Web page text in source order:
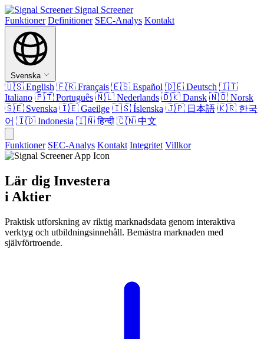
Signal Screener
Funktioner Definitioner SEC-Analys Kontakt
Svenska
🇺🇸 English 🇫🇷 Français 🇪🇸 Español 🇩🇪 Deutsch 🇮🇹
Italiano 🇵🇹 Português 🇳🇱 Nederlands 🇩🇰 Dansk 🇳🇴 Norsk
🇸🇪 Svenska 🇮🇪 Gaeilge 🇮🇸 Íslenska 🇯🇵 日本語 🇰🇷 한국
어 🇮🇩 Indonesia 🇮🇳हिन्दी 🇨🇳 中文
Funktioner SEC-Analys Kontakt Integritet Villkor
Lär dig Investera
i Aktier
Praktisk utforskning av riktig marknadsdata genom interaktiva
verktyg och utbildningsinnehåll. Bemästra marknaden med
självförtroende.